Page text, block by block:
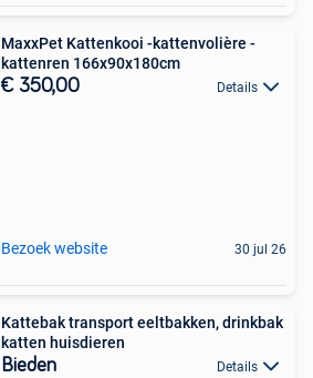
MaxxPet Kattenkooi -kattenvolière -
kattenren 166x90x180cm
€ 350,00 Details
Bezoek website 30 jul 26
Kattebak transport eeltbakken, drinkbak
katten huisdieren
Bieden Details